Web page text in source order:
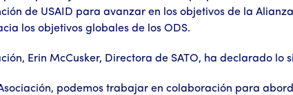
de USAID para avanzar en los objetivos de la
los objetivos globales de los ODS.
Erin McCusker, Directora de SATO, ha declarado lo
podemos trabajar en colaboración para